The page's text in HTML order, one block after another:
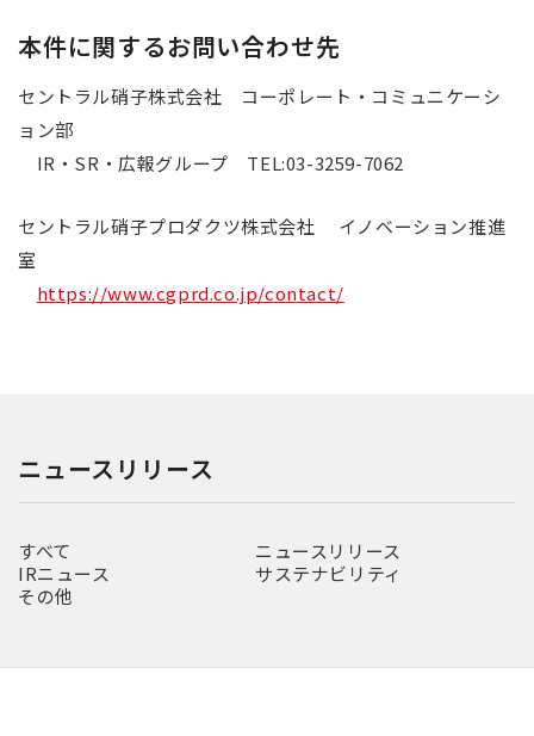
本件に関するお問い合わせ先
セントラル硝子株式会社 コーポレート・コミュニケーシ
ョン部
IR・SR・広報グループ TEL:03-3259-7062
セントラル硝子プロダクツ株式会社 イノベーション推進
室
https://www.cgprd.co.jp/contact/
ニュースリリース
すべて
ニュースリリース
IRニュース
サステナビリティ
その他